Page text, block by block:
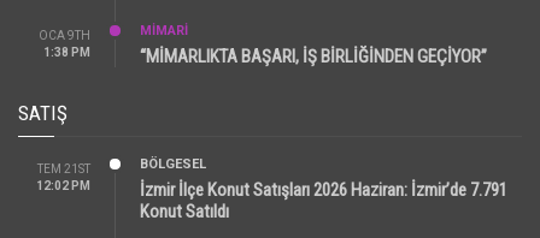
OCA 9TH
1:38 PM
MİMARİ
“MİMARLIKTA BAŞARI, İŞ BİRLİĞİNDEN GEÇİYOR”
SATIŞ
TEM 21ST
12:02 PM
BÖLGESEL
İzmir İlçe Konut Satışları 2026 Haziran: İzmir’de 7.791
Konut Satıldı